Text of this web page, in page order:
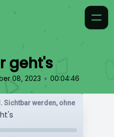
geht's
08, 2023 • 00:04:46